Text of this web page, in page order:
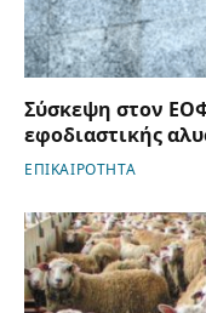
Σύσκεψη στον
εφοδιαστικής
ΕΠΙΚΑΙΡΟΤΗΤΑ